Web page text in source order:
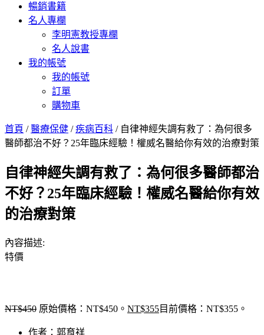
暢銷書籍
名人專欄
李明憲教授專欄
名人說書
我的帳號
我的帳號
訂單
購物車
首頁 /醫療保健 /疾病百科 / 自律神經失調有救了：為何很多
醫師都治不好？25年臨床經驗！權威名醫給你有效的治療對策
自律神經失調有救了：為何很多醫師都治
不好？25年臨床經驗！權威名醫給你有效
的治療對策
內容描述:
特價
NT$450 原始價格：NT$450。 NT$355目前價格：NT$355。
作者：郭育祥